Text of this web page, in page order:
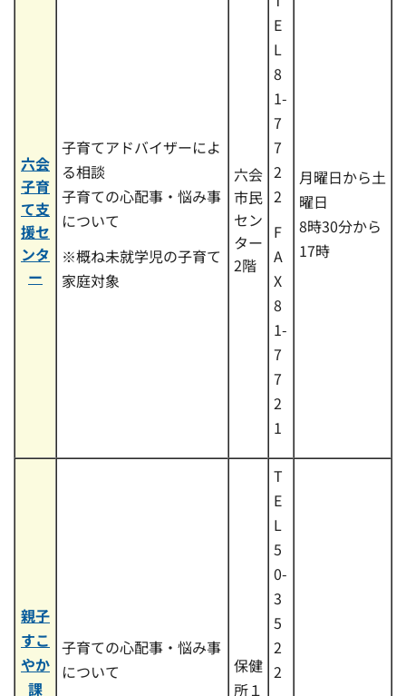
六会
子育
て支
援セ
ンタ
ー
子育てアドバイザーによ
る相談
子育ての心配事・悩み事
について
※概ね未就学児の子育て
家庭対象
六会
市民
セン
ター
2階
E
L
8
1-
7
7
2
2
F
A
X
8
1-
7
7
2
1
月曜日から土
曜日
8時30分から
17時
親子
すこ
やか
課
子育ての心配事・悩み事
について
保健
所１
T
E
L
5
0-
3
5
2
2